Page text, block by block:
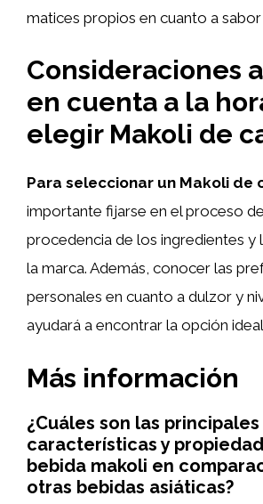
matices propios en cuanto a sabor
Consideraciones
en cuenta a la
elegir Makoli de
Para seleccionar un Makoli de
importante fijarse en el proceso
procedencia de los ingredientes y
la marca. Además, conocer las
personales en cuanto a dulzor y
ayudará a encontrar la opción
Más información
¿Cuáles son las principales
características y
bebida makoli en
otras bebidas asiáticas?